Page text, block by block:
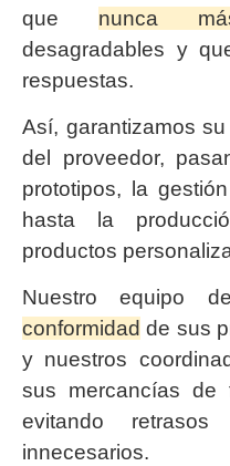
que nunca
desagradables y
respuestas.
Así, garantizamos su
del proveedor,
prototipos, la
hasta la
productos
Nuestro equipo
conformidad de sus
y nuestros
sus mercancías de
evitando
innecesarios.